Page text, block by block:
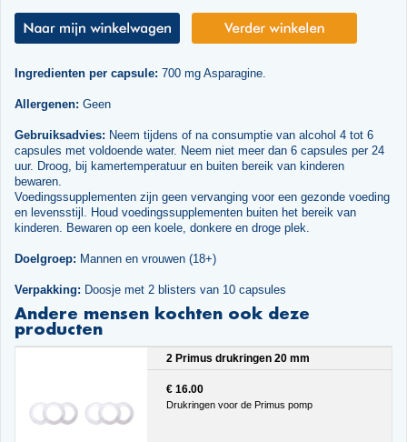
Ingredienten per capsule: 700 mg Asparagine.
Allergenen: Geen
Gebruiksadvies: Neem tijdens of na consumptie van alcohol 4 tot 6
capsules met voldoende water. Neem niet meer dan 6 capsules per 24
uur. Droog, bij kamertemperatuur en buiten bereik van kinderen
bewaren.
Voedingssupplementen zijn geen vervanging voor een gezonde voeding
en levensstijl. Houd voedingssupplementen buiten het bereik van
kinderen. Bewaren op een koele, donkere en droge plek.
Doelgroep: Mannen en vrouwen (18+)
Verpakking: Doosje met 2 blisters van 10 capsules
Andere mensen kochten ook deze
producten
2 Primus drukringen 20 mm
€ 16.00
Drukringen voor de Primus pomp